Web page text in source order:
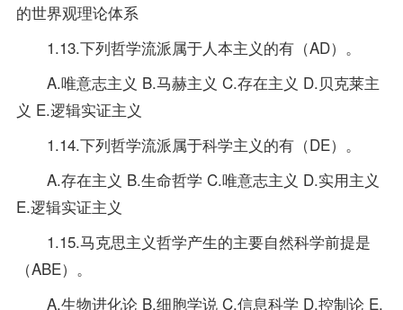
的世界观理论体系
1.13.下列哲学流派属于人本主义的有（AD）。
A.唯意志主义 B.马赫主义 C.存在主义 D.贝克莱主
义 E.逻辑实证主义
1.14.下列哲学流派属于科学主义的有（DE）。
A.存在主义 B.生命哲学 C.唯意志主义 D.实用主义
E.逻辑实证主义
1.15.马克思主义哲学产生的主要自然科学前提是
（ABE）。
A.生物进化论 B.细胞学说 C.信息科学 D.控制论 E.